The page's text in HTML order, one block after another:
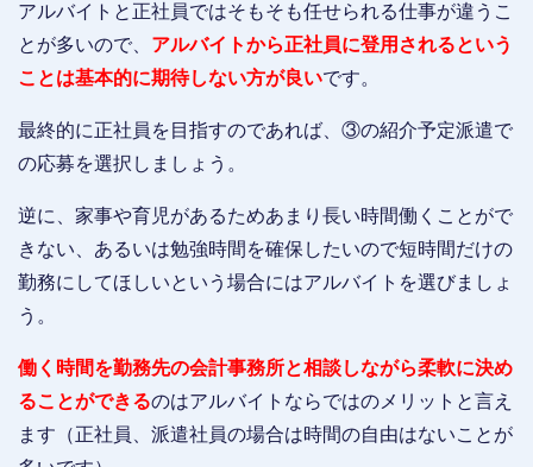
アルバイトと正社員ではそもそも任せられる仕事が違うこ
とが多いので、 アルバイトから正社員に登用されるという
ことは基本的に期待しない方が良いです。
最終的に正社員を目指すのであれば、③の紹介予定派遣で
の応募を選択しましょう。
逆に、家事や育児があるためあまり長い時間働くことがで
きない、あるいは勉強時間を確保したいので短時間だけの
勤務にしてほしいという場合にはアルバイトを選びましょ
う。
働く時間を勤務先の会計事務所と相談しながら柔軟に決め
ることができるのはアルバイトならではのメリットと言え
ます（正社員、派遣社員の場合は時間の自由はないことが